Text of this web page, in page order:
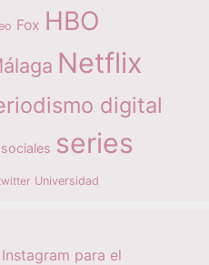
Fox HBO
Netflix
digital
series
Universidad
para el